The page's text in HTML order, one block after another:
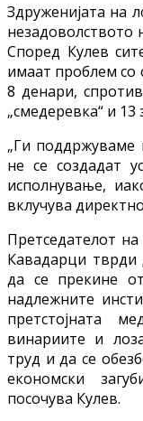
Здруженијата на
незадоволството
Според Кулев
имаат проблем со
8 денари,
„смедеревка“ и 13
„Ги поддржуваме
не се создадат
исполнување,
вклучува
Претседателот
Кавадарци тврди
да се прекине
надлежните
претстојната
винариите и
труд и да се
економски
посочува Кулев.